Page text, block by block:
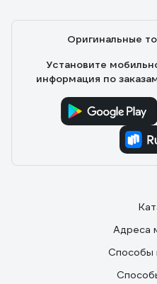
Оригинальные
Установите
информация по
Адреса
Способы